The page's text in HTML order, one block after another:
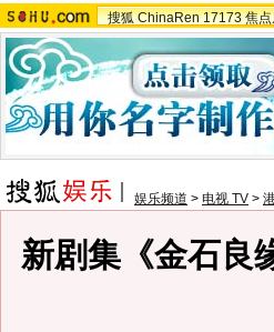
搜狐 ChinaRen 17173 焦点
娱乐频道 > 电视 TV >
新剧集《金石良